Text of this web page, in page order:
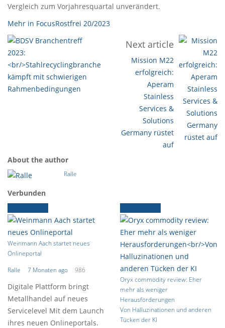
Vergleich zum Vorjahresquartal unverändert.
Mehr in FocusRostfrei 20/2023
Previous article
BDSV Branchentreff
Stahlrecyclingbranche
schwierigen
Rahmenbedingungen
Next article
Mission M22
erfolgreich:
Aperam
Stainless
Services &
Solutions
Germany rüstet
auf
About the author
Ralle
Verbunden
Weinmann Aach startet neues
Onlineportal
Ralle
7 Monaten ago 986
Digitale Plattform bringt
Metallhandel auf neues
Servicelevel Mit dem Launch
ihres neuen Onlineportals.
Oryx commodity review: Eher
mehr als weniger
Herausforderungen
Von Halluzinationen und anderen
Tücken der KI